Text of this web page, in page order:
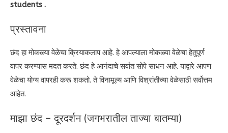
students .
प्रस्तावना
छंद हा मोकळ्या वेळेचा क्रियाकलाप आहे. हे आपल्याला मोकळ्या वेळेचा हेतुपूर्ण
वापर करण्यास मदत करते. छंद हे आनंदाचे सर्वात सोपे साधन आहे. याद्वारे आपण
वेळेचा योग्य वापरही करू शकतो. ते विनामूल्य आणि विश्रांतीच्या वेळेसाठी सर्वोत्तम
आहेत.
माझा छंद – दूरदर्शन (जगभरातील ताज्या बातम्या)